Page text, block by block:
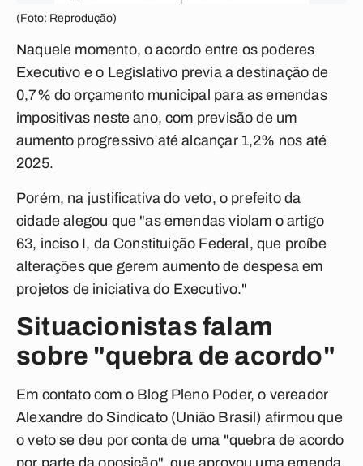
(Foto: Reprodução)
Naquele momento, o acordo entre os poderes
Executivo e o Legislativo previa a destinação de
0,7% do orçamento municipal para as emendas
impositivas neste ano, com previsão de um
aumento progressivo até alcançar 1,2% nos até
2025.
Porém, na justificativa do veto, o prefeito da
cidade alegou que "as emendas violam o artigo
63, inciso I, da Constituição Federal, que proíbe
alterações que gerem aumento de despesa em
projetos de iniciativa do Executivo."
Situacionistas falam
sobre "quebra de acordo"
Em contato com o Blog Pleno Poder, o vereador
Alexandre do Sindicato (União Brasil) afirmou que
o veto se deu por conta de uma "quebra de acordo
por parte da oposição", que aprovou uma emenda